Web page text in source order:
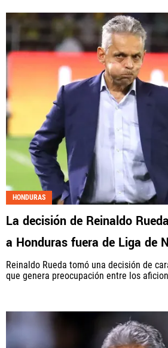
HONDURAS
La decisión de Reinaldo
a Honduras fuera de Liga de
Reinaldo Rueda tomó una decisión de
que genera preocupación entre los